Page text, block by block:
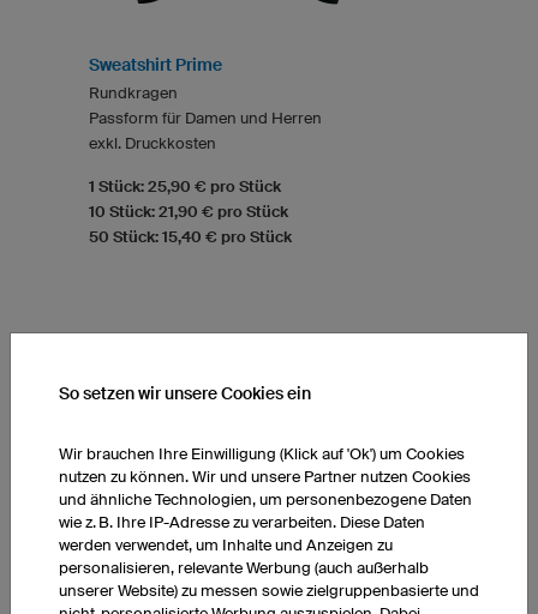
Sweatshirt Prime
Rundkragen
Passform für Damen und Herren
exkl. Druckkosten
1 Stück: 25,90 € pro Stück
10 Stück: 21,90 € pro Stück
50 Stück: 15,40 € pro Stück
So setzen wir unsere Cookies ein
Wir brauchen Ihre Einwilligung (Klick auf 'Ok') um Cookies
nutzen zu können. Wir und unsere Partner nutzen Cookies
und ähnliche Technologien, um personenbezogene Daten
wie z. B. Ihre IP-Adresse zu verarbeiten. Diese Daten
werden verwendet, um Inhalte und Anzeigen zu
personalisieren, relevante Werbung (auch außerhalb
unserer Website) zu messen sowie zielgruppenbasierte und